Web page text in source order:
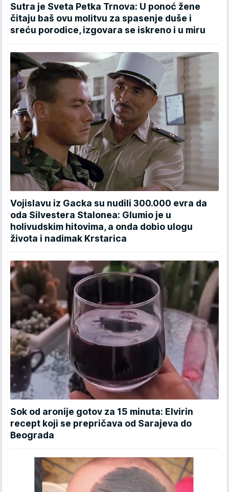
Sutra je Sveta Petka Trnova: U ponoć žene
čitaju baš ovu molitvu za spasenje duše i
sreću porodice, izgovara se iskreno i u miru
Vojislavu iz Gacka su nudili 300.000 evra da
oda Silvestera Stalonea: Glumio je u
holivudskim hitovima, a onda dobio ulogu
života i nadimak Krstarica
Sok od aronije gotov za 15 minuta: Elvirin
recept koji se prepričava od Sarajeva do
Beograda